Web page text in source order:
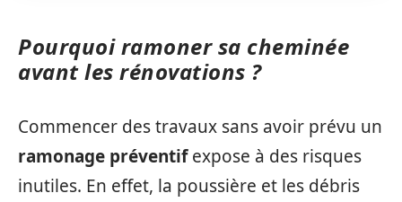
Pourquoi ramoner sa cheminée
avant les rénovations ?
Commencer des travaux sans avoir prévu un
ramonage préventifexpose à des risques
inutiles. En effet, la poussière et les débris